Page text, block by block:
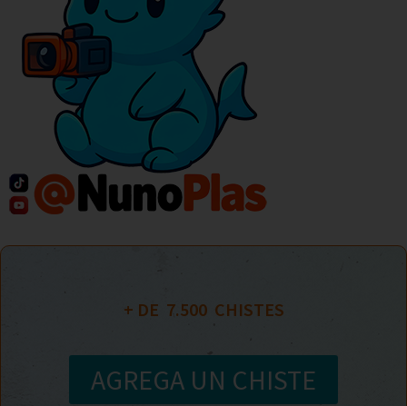
+ DE 7.500
  CHISTES
AGREGA UN CHISTE